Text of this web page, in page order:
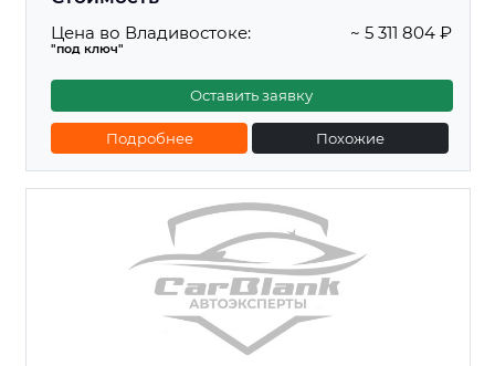
Цена во Владивостоке:
"под ключ"
~ 5 311 804 ₽
Оставить заявку
Подробнее Похожие